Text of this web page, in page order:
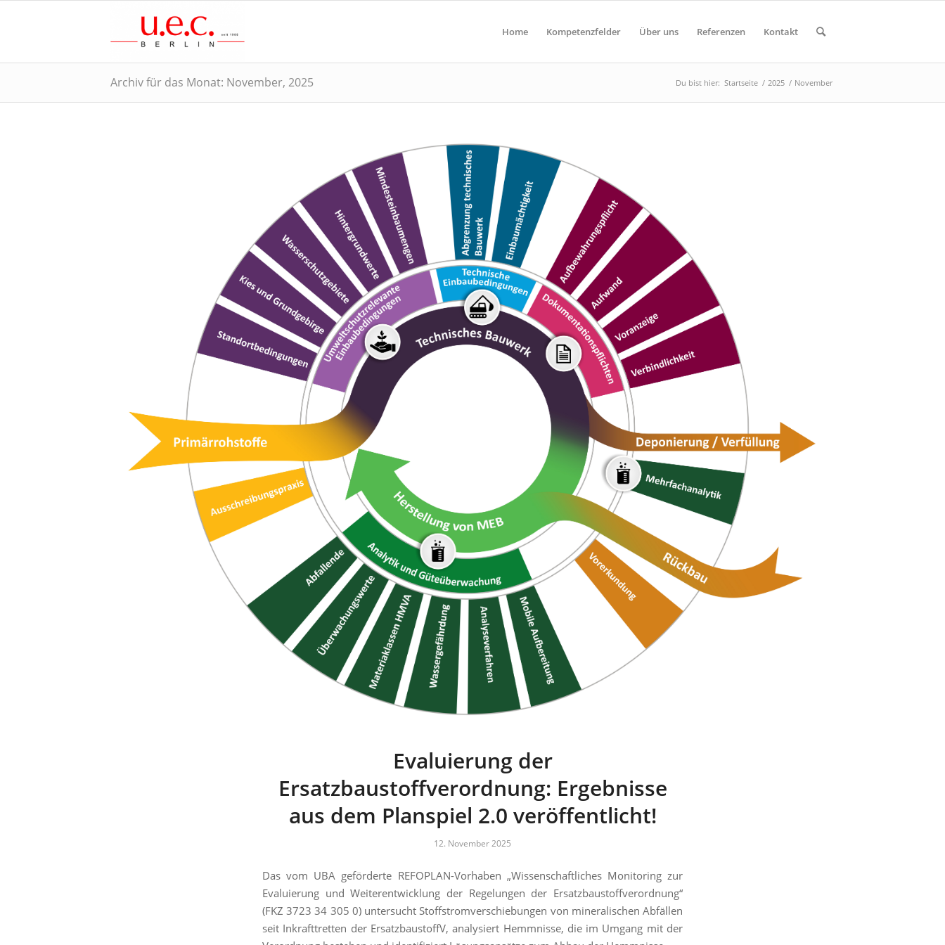
Home Kompetenzfelder Über uns Referenzen Kontakt
Archiv für das Monat: November, 2025 Du bist hier: Startseite / 2025 / November
Evaluierung der
Ersatzbaustoffverordnung: Ergebnisse
aus dem Planspiel 2.0 veröffentlicht!
12. November 2025
Das vom UBA geförderte REFOPLAN-Vorhaben „Wissenschaftliches Monitoring zur
Evaluierung und Weiterentwicklung der Regelungen der Ersatzbaustoffverordnung“
(FKZ 3723 34 305 0) untersucht Stoffstromverschiebungen von mineralischen Abfällen
seit Inkrafttretten der ErsatzbaustoffV, analysiert Hemmnisse, die im Umgang mit der